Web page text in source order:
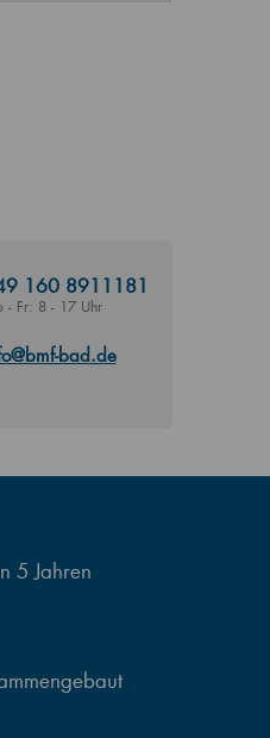
160 8911181
- Fr: 8 - 17 Uhr
bad.de
5 Jahren